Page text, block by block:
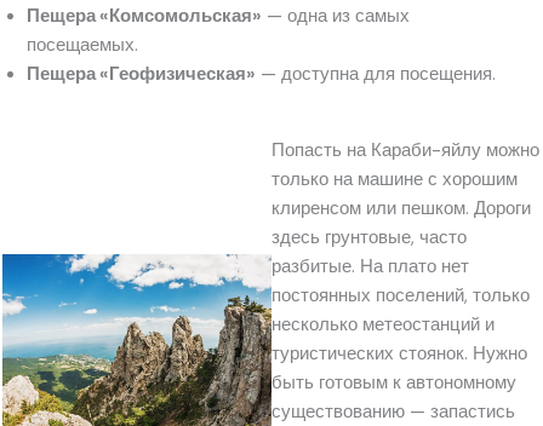
Пещера «Комсомольская» — одна из самых
посещаемых.
Пещера «Геофизическая» — доступна для посещения.
Попасть на Караби-яйлу можно
только на машине с хорошим
клиренсом или пешком. Дороги
здесь грунтовые, часто
разбитые. На плато нет
постоянных поселений, только
несколько метеостанций и
туристических стоянок. Нужно
быть готовым к автономному
существованию — запастись